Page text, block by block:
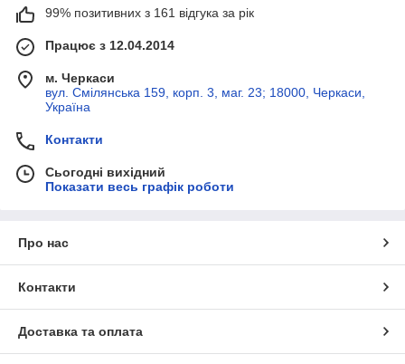
99% позитивних з 161 відгука за рік
Працює з 12.04.2014
м. Черкаси
вул. Смілянська 159, корп. 3, маг. 23; 18000, Черкаси,
Україна
Контакти
Сьогодні вихідний
Показати весь графік роботи
Про нас
Контакти
Доставка та оплата